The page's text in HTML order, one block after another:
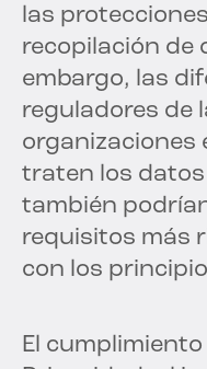
las
recopilación de
embargo, las
reguladores de
organizaciones
traten los
también
requisitos más
con los
El